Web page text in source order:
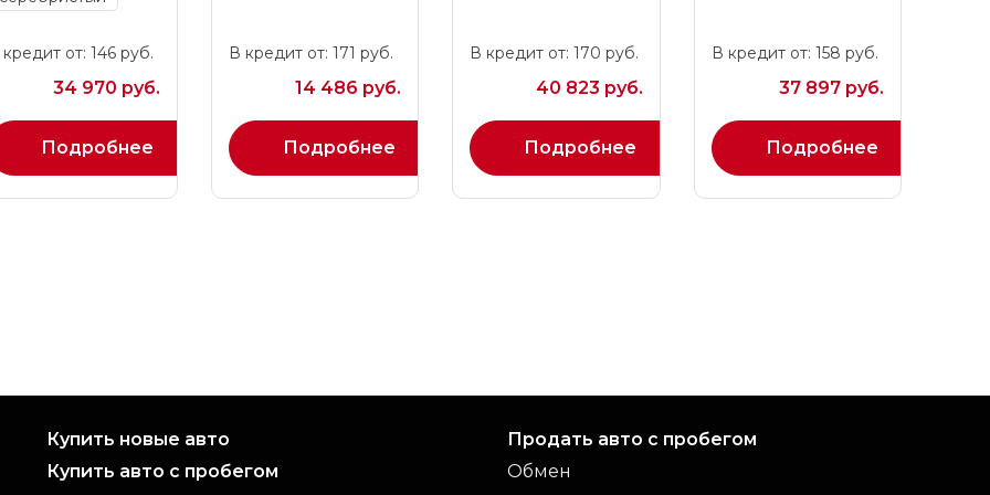
от: 146 руб.
34 970 руб.
Подробнее
В кредит от: 171 руб.
14 486 руб.
Подробнее
В кредит от: 170 руб.
40 823 руб.
Подробнее
В кредит от: 158 руб.
37 897 руб.
Подробнее
Купить новые авто
Купить авто с пробегом
Продать авто с пробегом
Обмен